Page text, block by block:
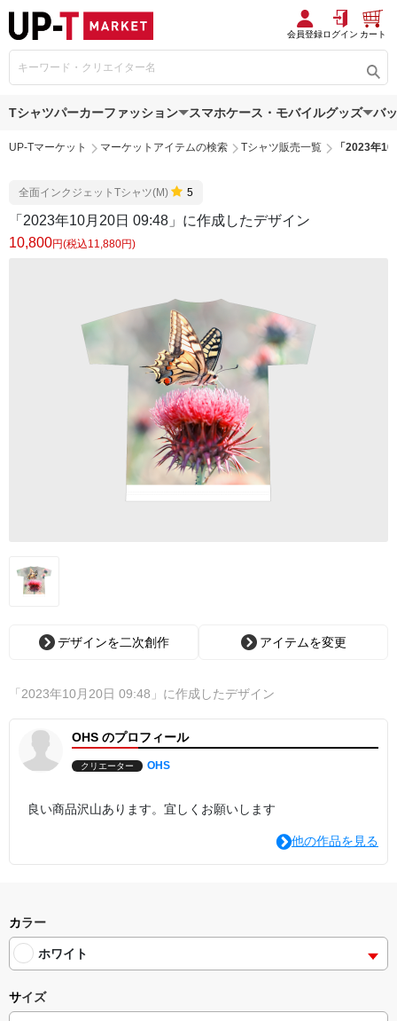
会員登録ログイン カート
Tシャツパーカーファッション スマホケース・モバイルグッズ バ
UP-Tマーケット マーケットアイテムの検索 Tシャツ販売一覧 「2023年
全面インクジェットTシャツ(M) 5
「2023年10月20日 09:48」に作成したデザイン
10,800円(税込11,880円)
デザインを二次創作 アイテムを変更
「2023年10月20日 09:48」に作成したデザイン
OHS のプロフィール
クリエーター OHS
良い商品沢山あります。宜しくお願いします
他の作品を見る
カラー
ホワイト
サイズ